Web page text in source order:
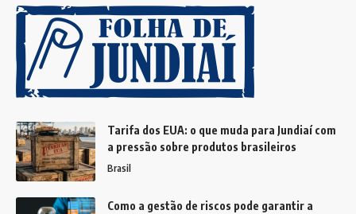
Tarifa dos EUA: o que muda para Jundiaí com
a pressão sobre produtos brasileiros
Brasil
Como a gestão de riscos pode garantir a